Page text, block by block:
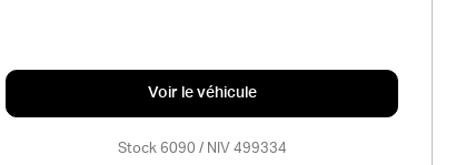
Voir le véhicule
Stock 6090 / NIV 499334